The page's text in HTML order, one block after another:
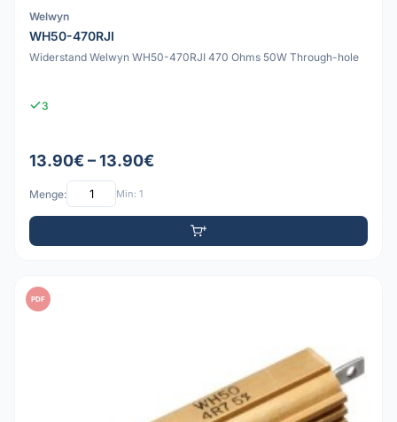
Welwyn
WH50-470RJI
Widerstand Welwyn WH50-470RJI 470 Ohms 50W Through-hole
3
13.90€ – 13.90€
Menge: Min: 1
PDF